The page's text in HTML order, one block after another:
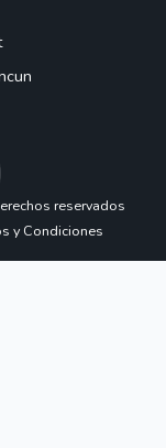
reservados
y Condiciones